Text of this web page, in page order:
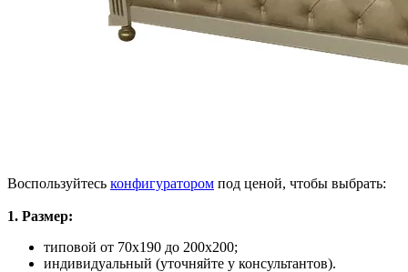
Воспользуйтесь конфигуратором под ценой, чтобы выбрать:
1. Размер:
типовой от 70х190 до 200х200;
индивидуальный (уточняйте у консультантов).